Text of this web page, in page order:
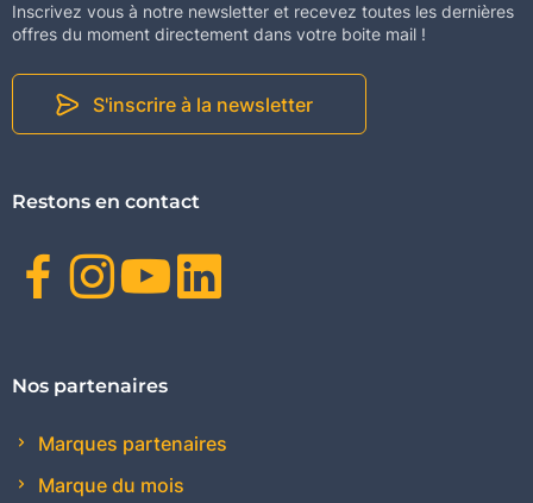
Inscrivez vous à notre newsletter et recevez toutes les dernières
offres du moment directement dans votre boite mail !
S'inscrire à la newsletter
Restons en contact
Facebook
Instagram
Youtube
Nos partenaires
Marques partenaires
Marque du mois